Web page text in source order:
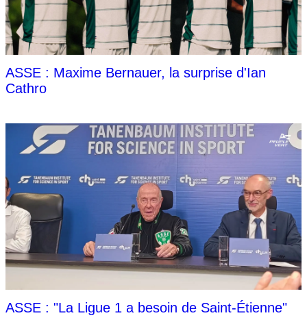
ASSE : Maxime Bernauer, la surprise d'Ian
Cathro
ASSE : "La Ligue 1 a besoin de Saint-Étienne"